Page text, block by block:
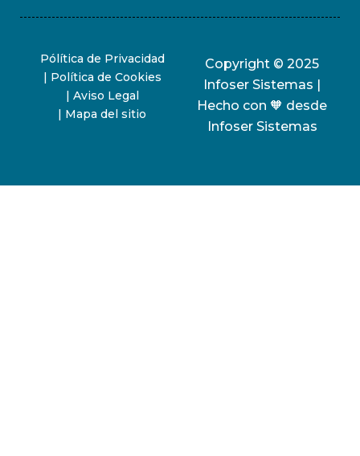
Pólítica de Privacidad
| Política de Cookies
| Aviso Legal
| Mapa del sitio
Copyright © 2025
Infoser Sistemas |
Hecho con 🧡 desde
Infoser Sistemas